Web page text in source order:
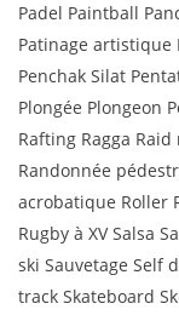
Padel Paintball
Patinage artistique
Penchak Silat
Plongée Plongeon
Rafting Ragga
Randonnée
acrobatique Roller
Rugby à XV Salsa
ski Sauvetage Self
track Skateboard